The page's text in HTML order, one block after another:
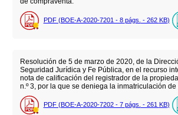
PDF (BOE-A-2020-7201 - 8 págs. - 262 KB)
Resolución de 5 de marzo de 2020, de la
Seguridad Jurídica y Fe Pública, en el recurso
nota de calificación del registrador de la
n.º 3, por la que se deniega la inmatriculación de
PDF (BOE-A-2020-7202 - 7 págs. - 261 KB)